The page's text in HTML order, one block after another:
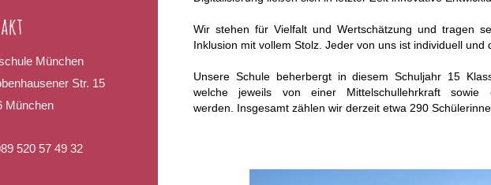
Wir stehen für Vielfalt und Wertschätzung und tragen
Inklusion mit vollem Stolz. Jeder von uns ist individuell und
Unsere Schule beherbergt in diesem Schuljahr 15
welche jeweils von einer Mittelschullehrkraft sowie
werden. Insgesamt zählen wir derzeit etwa 290
München
Str. 15
München
520 57 49 32